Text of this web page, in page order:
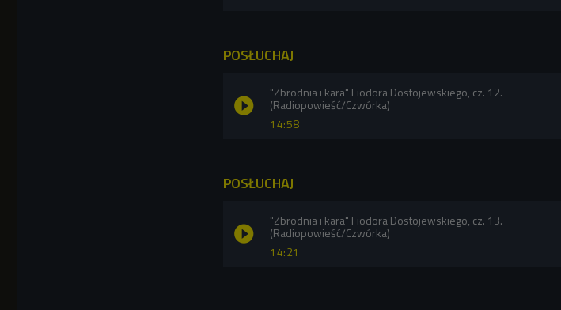
POSŁUCHAJ
14:58
"Zbrodnia i kara" Fiodora Dostojewskiego, cz. 12.
(Radiopowieść/Czwórka)
POSŁUCHAJ
14:21
"Zbrodnia i kara" Fiodora Dostojewskiego, cz. 13.
(Radiopowieść/Czwórka)